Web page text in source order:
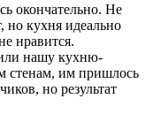
окончательно. Не
но кухня идеально
нравится.
нашу кухню-
стенам, им пришлось
но результат